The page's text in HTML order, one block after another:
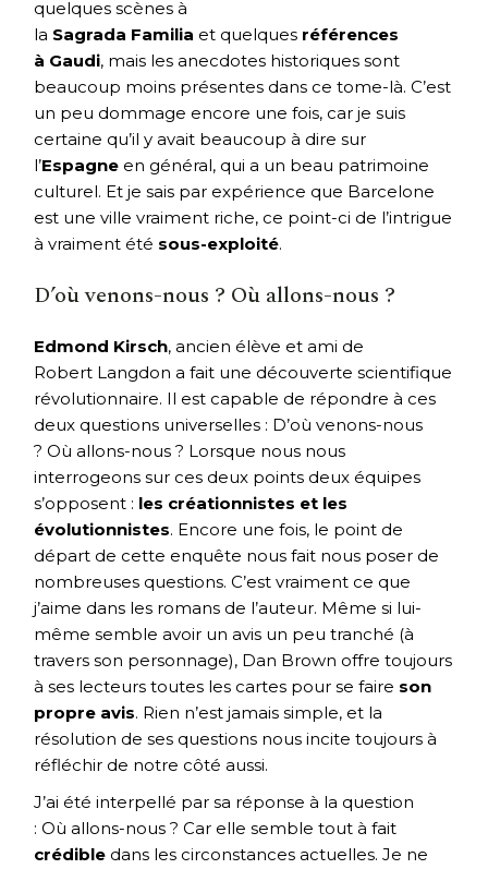
quelques scènes à
la Sagrada Familia et quelques références
à Gaudi, mais les anecdotes historiques sont
beaucoup moins présentes dans ce tome-là. C’est
un peu dommage encore une fois, car je suis
certaine qu’il y avait beaucoup à dire sur
l’Espagne en général, qui a un beau patrimoine
culturel. Et je sais par expérience que Barcelone
est une ville vraiment riche, ce point-ci de l’intrigue
à vraiment été sous-exploité.
D’où venons-nous ? Où allons-nous ?
Edmond Kirsch, ancien élève et ami de
Robert Langdon a fait une découverte scientifique
révolutionnaire. Il est capable de répondre à ces
deux questions universelles : D’où venons-nous
? Où allons-nous ? Lorsque nous nous
interrogeons sur ces deux points deux équipes
s’opposent : les créationnistes et les
évolutionnistes. Encore une fois, le point de
départ de cette enquête nous fait nous poser de
nombreuses questions. C’est vraiment ce que
j’aime dans les romans de l’auteur. Même si lui-
même semble avoir un avis un peu tranché (à
travers son personnage), Dan Brown offre toujours
à ses lecteurs toutes les cartes pour se faire son
propre avis. Rien n’est jamais simple, et la
résolution de ses questions nous incite toujours à
réfléchir de notre côté aussi.
J’ai été interpellé par sa réponse à la question
: Où allons-nous ? Car elle semble tout à fait
crédible dans les circonstances actuelles. Je ne